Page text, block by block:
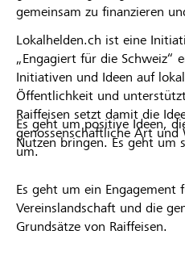
gemeinsam zu finanzieren
Lokalhelden.ch ist eine
„Engagiert für die Schweiz“
Initiativen und Ideen auf
Öffentlichkeit und
Raiffeisen setzt damit die
genossenschaftliche Art und
um.
Es geht um positive Ideen,
Nutzen bringen. Es geht um
Es geht um ein Engagement
Vereinslandschaft und die
Grundsätze von Raiffeisen.